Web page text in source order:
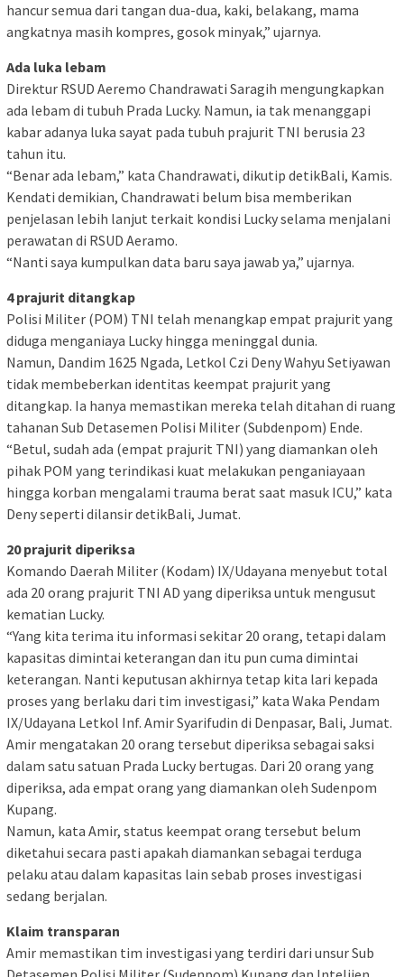
hancur semua dari tangan dua-dua, kaki, belakang, mama
angkatnya masih kompres, gosok minyak,” ujarnya.
Ada luka lebam
Direktur RSUD Aeremo Chandrawati Saragih mengungkapkan
ada lebam di tubuh Prada Lucky. Namun, ia tak menanggapi
kabar adanya luka sayat pada tubuh prajurit TNI berusia 23
tahun itu.
“Benar ada lebam,” kata Chandrawati, dikutip detikBali, Kamis.
Kendati demikian, Chandrawati belum bisa memberikan
penjelasan lebih lanjut terkait kondisi Lucky selama menjalani
perawatan di RSUD Aeramo.
“Nanti saya kumpulkan data baru saya jawab ya,” ujarnya.
4 prajurit ditangkap
Polisi Militer (POM) TNI telah menangkap empat prajurit yang
diduga menganiaya Lucky hingga meninggal dunia.
Namun, Dandim 1625 Ngada, Letkol Czi Deny Wahyu Setiyawan
tidak membeberkan identitas keempat prajurit yang
ditangkap. Ia hanya memastikan mereka telah ditahan di ruang
tahanan Sub Detasemen Polisi Militer (Subdenpom) Ende.
“Betul, sudah ada (empat prajurit TNI) yang diamankan oleh
pihak POM yang terindikasi kuat melakukan penganiayaan
hingga korban mengalami trauma berat saat masuk ICU,” kata
Deny seperti dilansir detikBali, Jumat.
20 prajurit diperiksa
Komando Daerah Militer (Kodam) IX/Udayana menyebut total
ada 20 orang prajurit TNI AD yang diperiksa untuk mengusut
kematian Lucky.
“Yang kita terima itu informasi sekitar 20 orang, tetapi dalam
kapasitas dimintai keterangan dan itu pun cuma dimintai
keterangan. Nanti keputusan akhirnya tetap kita lari kepada
proses yang berlaku dari tim investigasi,” kata Waka Pendam
IX/Udayana Letkol Inf. Amir Syarifudin di Denpasar, Bali, Jumat.
Amir mengatakan 20 orang tersebut diperiksa sebagai saksi
dalam satu satuan Prada Lucky bertugas. Dari 20 orang yang
diperiksa, ada empat orang yang diamankan oleh Sudenpom
Kupang.
Namun, kata Amir, status keempat orang tersebut belum
diketahui secara pasti apakah diamankan sebagai terduga
pelaku atau dalam kapasitas lain sebab proses investigasi
sedang berjalan.
Klaim transparan
Amir memastikan tim investigasi yang terdiri dari unsur Sub